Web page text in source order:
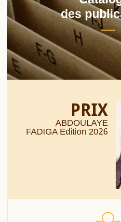
des
PRIX
ABDOULAYE
FADIGA Edition 2026